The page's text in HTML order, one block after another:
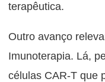
terapêutica.
Outro avanço
Imunoterapia. Lá,
células CAR-T que